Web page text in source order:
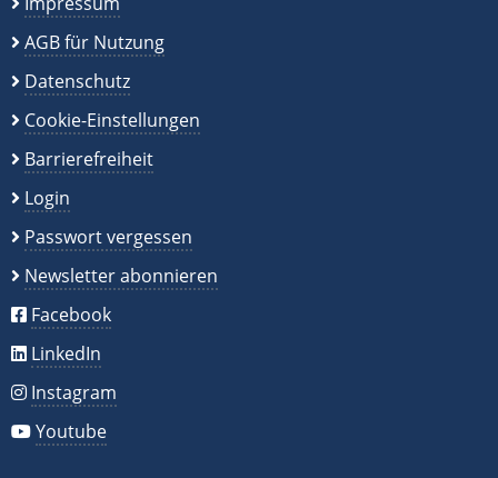
AGB für Nutzung
Datenschutz
Cookie-Einstellungen
Barrierefreiheit
Login
Passwort vergessen
Newsletter abonnieren
Facebook
LinkedIn
Instagram
Youtube